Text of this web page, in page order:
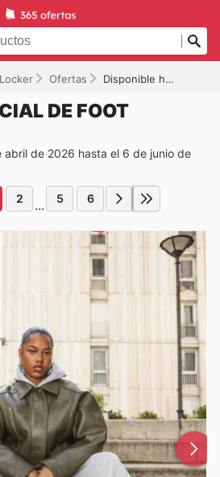
Ofertas Disponible hasta el 06/06/2026
DE FOOT
abril de 2026 hasta el 6 de junio de
2 ... 5 6